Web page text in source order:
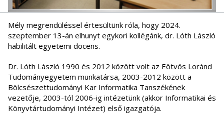
Mély megrendüléssel értesültünk róla, hogy 2024.
szeptember 13-án elhunyt egykori kollégánk, dr. Lóth László
habilitált egyetemi docens.
Dr. Lóth László 1990 és 2012 között volt az Eötvös Loránd
Tudományegyetem munkatársa, 2003-2012 között a
Bölcsészettudományi Kar Informatika Tanszékének
vezetője, 2003-tól 2006-ig intézetünk (akkor Informatikai és
Könyvtártudományi Intézet) első igazgatója.